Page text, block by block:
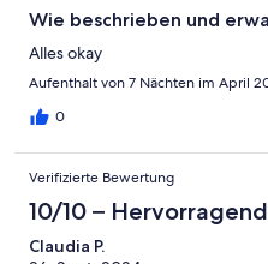
Wie beschrieben und
Alles okay
Aufenthalt von 7 Nächten im April
0
Verifizierte Bewertung
10/10 – Hervorragend
Claudia P.